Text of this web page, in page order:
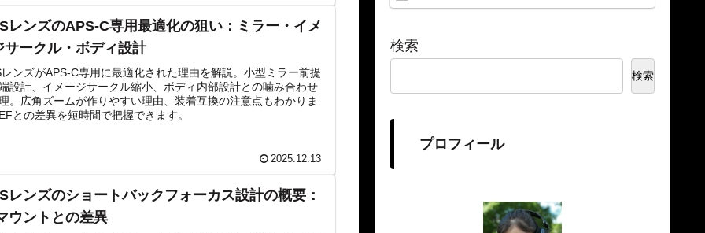
レンズのAPS-C専用最適化の狙い：ミラー・イメ
サークル・ボディ設計
ンズがAPS-C専用に最適化された理由を解説。小型ミラー前提
設計、イメージサークル縮小、ボディ内部設計との噛み合わせ
。広角ズームが作りやすい理由、装着互換の注意点もわかりま
との差異を短時間で把握できます。
2025.12.13
レンズのショートバックフォーカス設計の概要：
ウントとの差異
種の内部リンク設計で回遊性向上
検索
検索
プロフィール